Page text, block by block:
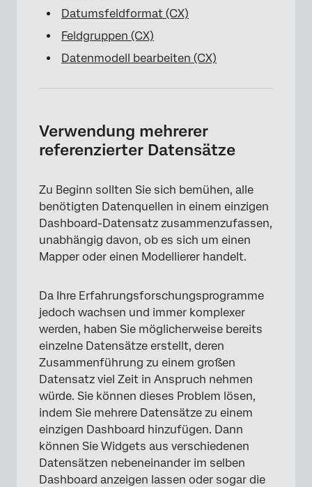
Datumsfeldformat (CX)
Feldgruppen (CX)
Datenmodell bearbeiten (CX)
Verwendung mehrerer
referenzierter Datensätze
Zu Beginn sollten Sie sich bemühen, alle
benötigten Datenquellen in einem einzigen
Dashboard-Datensatz zusammenzufassen,
unabhängig davon, ob es sich um einen
Mapper oder einen Modellierer handelt.
Da Ihre Erfahrungsforschungsprogramme
jedoch wachsen und immer komplexer
werden, haben Sie möglicherweise bereits
einzelne Datensätze erstellt, deren
Zusammenführung zu einem großen
Datensatz viel Zeit in Anspruch nehmen
würde. Sie können dieses Problem lösen,
indem Sie mehrere Datensätze zu einem
einzigen Dashboard hinzufügen. Dann
können Sie Widgets aus verschiedenen
Datensätzen nebeneinander im selben
Dashboard anzeigen lassen oder sogar die